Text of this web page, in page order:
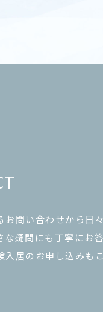
お問い合わせから日
な疑問にも丁寧にお
入居のお申し込みも